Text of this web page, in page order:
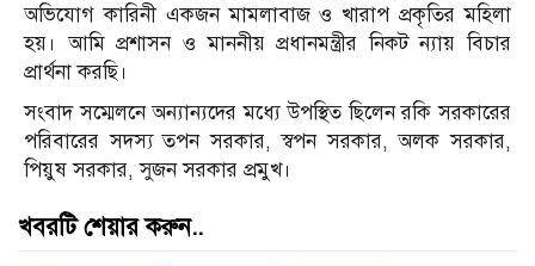
অভিযোগ কারিনী একজন মামলাবাজ ও খারাপ প্রকৃতির মহিলা
হয়। আমি প্রশাসন ও মাননীয় প্রধানমন্ত্রীর নিকট ন্যায় বিচার
প্রার্থনা করছি।
সংবাদ সম্মেলনে অন্যান্যদের মধ্যে উপস্থিত ছিলেন রকি সরকারের
পরিবারের সদস্য তপন সরকার, স্বপন সরকার, অলক সরকার,
পিয়ুষ সরকার, সুজন সরকার প্রমুখ।
খবরটি শেয়ার করুন..